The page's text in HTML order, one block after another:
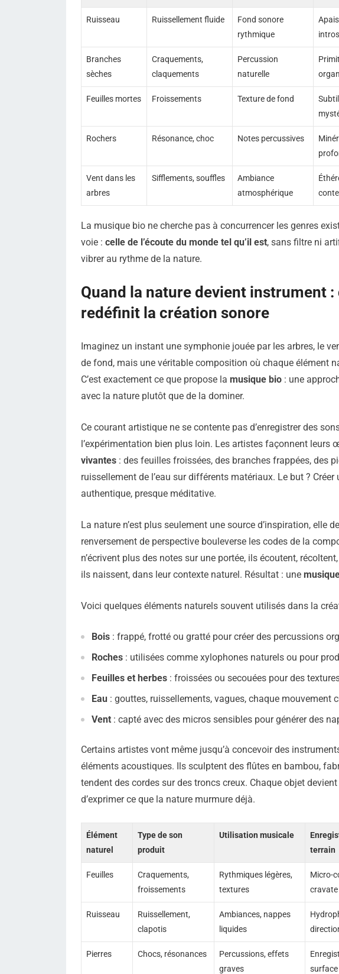
Ruisseau Ruissellement fluide
Fond sonore
rythmique
Branches
sèches
Craquements,
claquements
Percussion
naturelle
Feuilles mortes Froissements Texture de fond
Rochers Résonance, choc Notes percussives
Vent dans les
arbres
Sifflements, souffles
Ambiance
atmosphérique
La musique bio ne cherche pas à concurrencer les genres
voie : celle de l’écoute du monde tel qu’il est, sans filtre ni
vibrer au rythme de la nature.
Quand la nature devient instrument
redéfinit la création sonore
Imaginez un instant une symphonie jouée par les arbres, le
de fond, mais une véritable composition où chaque élément
C’est exactement ce que propose la musique bio : une
avec la nature plutôt que de la dominer.
Ce courant artistique ne se contente pas d’enregistrer des
l’expérimentation bien plus loin. Les artistes façonnent leurs
vivantes : des feuilles froissées, des branches frappées, des
ruissellement de l’eau sur différents matériaux. Le but ?
authentique, presque méditative.
La nature n’est plus seulement une source d’inspiration, elle
renversement de perspective bouleverse les codes de la
n’écrivent plus des notes sur une portée, ils écoutent,
ils naissent, dans leur contexte naturel. Résultat : une
Voici quelques éléments naturels souvent utilisés dans la
Bois : frappé, frotté ou gratté pour créer des percussions
Roches : utilisées comme xylophones naturels ou pour
Feuilles et herbes : froissées ou secouées pour des
Eau : gouttes, ruissellements, vagues, chaque mouvement
Vent : capté avec des micros sensibles pour générer des
Certains artistes vont même jusqu’à concevoir des
éléments acoustiques. Ils sculptent des flûtes en bambou,
tendent des cordes sur des troncs creux. Chaque objet
d’exprimer ce que la nature murmure déjà.
Élément
naturel
Type de son
produit
Utilisation musicale
terrain
Feuilles
Craquements,
froissements
Rythmiques légères,
textures
Micro-
cravate
Ruisseau
Ruissellement,
clapotis
Ambiances, nappes
liquides
Pierres Chocs, résonances
Percussions, effets
graves